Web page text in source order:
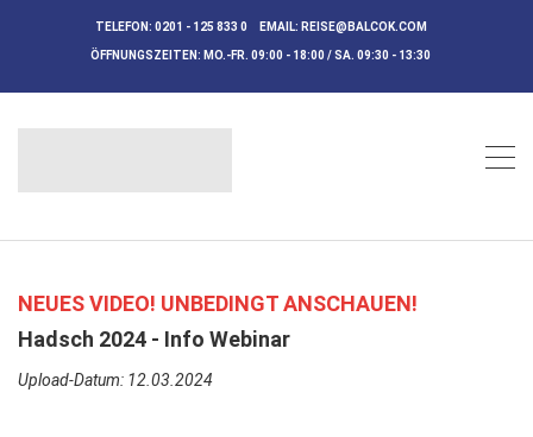
TELEFON: 0201 - 125 833 0 EMAIL: REISE@BALCOK.COM
ÖFFNUNGSZEITEN: MO.-FR. 09:00 - 18:00 / SA. 09:30 - 13:30
NEUES VIDEO! UNBEDINGT ANSCHAUEN!
Hadsch 2024 - Info Webinar
Upload-Datum: 12.03.2024